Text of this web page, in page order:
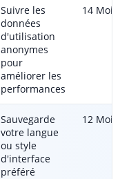
Suivre les
données
d'utilisation
anonymes
pour
améliorer les
performances
14 Mois
Sauvegarde
votre langue
ou style
d'interface
préféré
12 Mois